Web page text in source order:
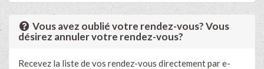
Vous avez oublié votre rendez-vous? Vous
désirez annuler votre rendez-vous?
Recevez la liste de vos rendez-vous directement par e-